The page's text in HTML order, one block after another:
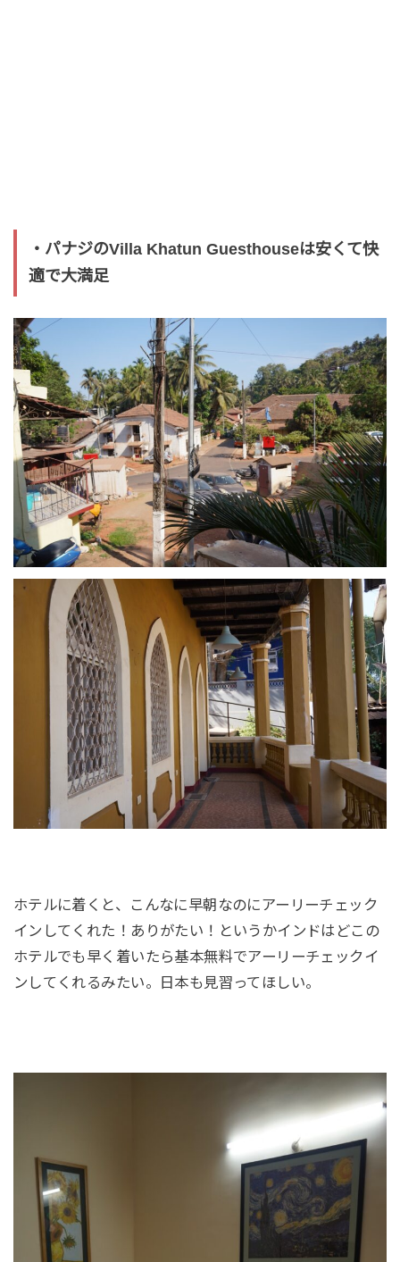
・パナジのVilla Khatun Guesthouseは安くて快
適で大満足
ホテルに着くと、こんなに早朝なのにアーリーチェック
インしてくれた！ありがたい！というかインドはどこの
ホテルでも早く着いたら基本無料でアーリーチェックイ
ンしてくれるみたい。日本も見習ってほしい。